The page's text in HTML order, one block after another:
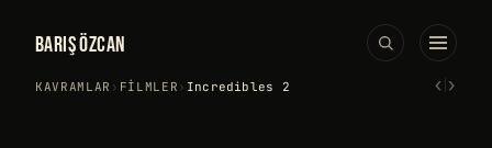
BARIŞ ÖZCAN
KAVRAMLAR › FILMLER › Incredibles 2 ‹›